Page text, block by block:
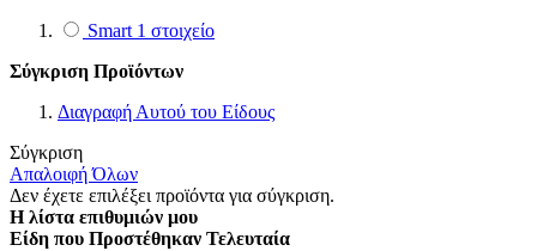
Smart 1 στοιχείο
Σύγκριση Προϊόντων
Διαγραφή Αυτού του Είδους
Σύγκριση
Απαλοιφή Όλων
Δεν έχετε επιλέξει προϊόντα για σύγκριση.
Η λίστα επιθυμιών μου
Είδη που Προστέθηκαν Τελευταία